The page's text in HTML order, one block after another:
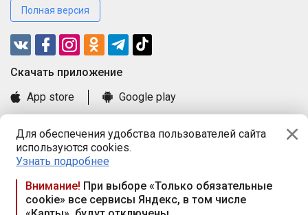
Для обеспечения удобства пользователей сайта
используются cookies.
Узнать подробнее
Внимание! При выборе «Только обязательные
cookie» все сервисы Яндекс, в том числе
Полная версия
Cкачать приложение
App store
Google play
Книга замечаний и предложений
Правила и документы
Praca.by © 2000—2026, ООО «ПРАЦА БАЙ»
Республика Беларусь, 220114, г. Минск, пр-т Независимости
117а, пом. № 9.